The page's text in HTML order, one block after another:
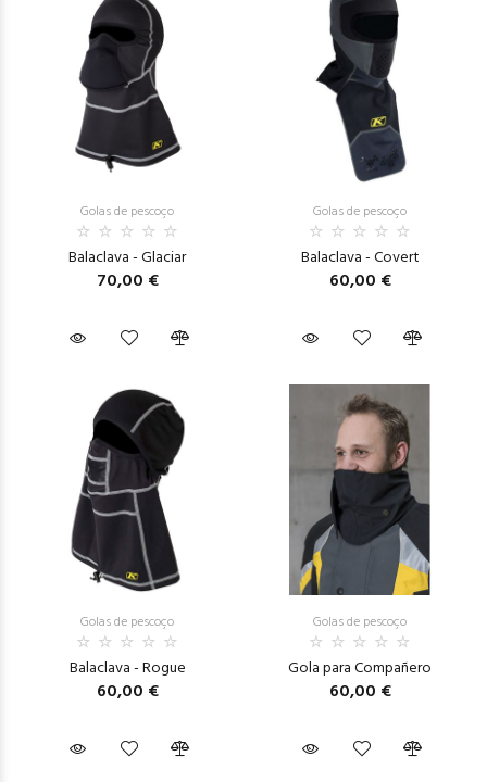
Golas de pescoço
Balaclava - Glaciar
70,00 €
Golas de pescoço
Balaclava - Covert
60,00 €
Golas de pescoço
Balaclava - Rogue
60,00 €
Golas de pescoço
Gola para Compañero
60,00 €